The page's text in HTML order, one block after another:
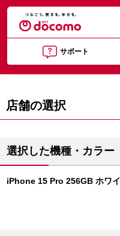
サポート
店舗の選択
選択した機種・カラー
iPhone 15 Pro 256GB ホワ